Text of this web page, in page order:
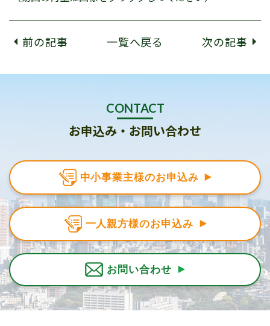
前の記事 一覧へ戻る 次の記事
CONTACT
お申込み・お問い合わせ
中小事業主様のお申込み
一人親方様のお申込み
お問い合わせ